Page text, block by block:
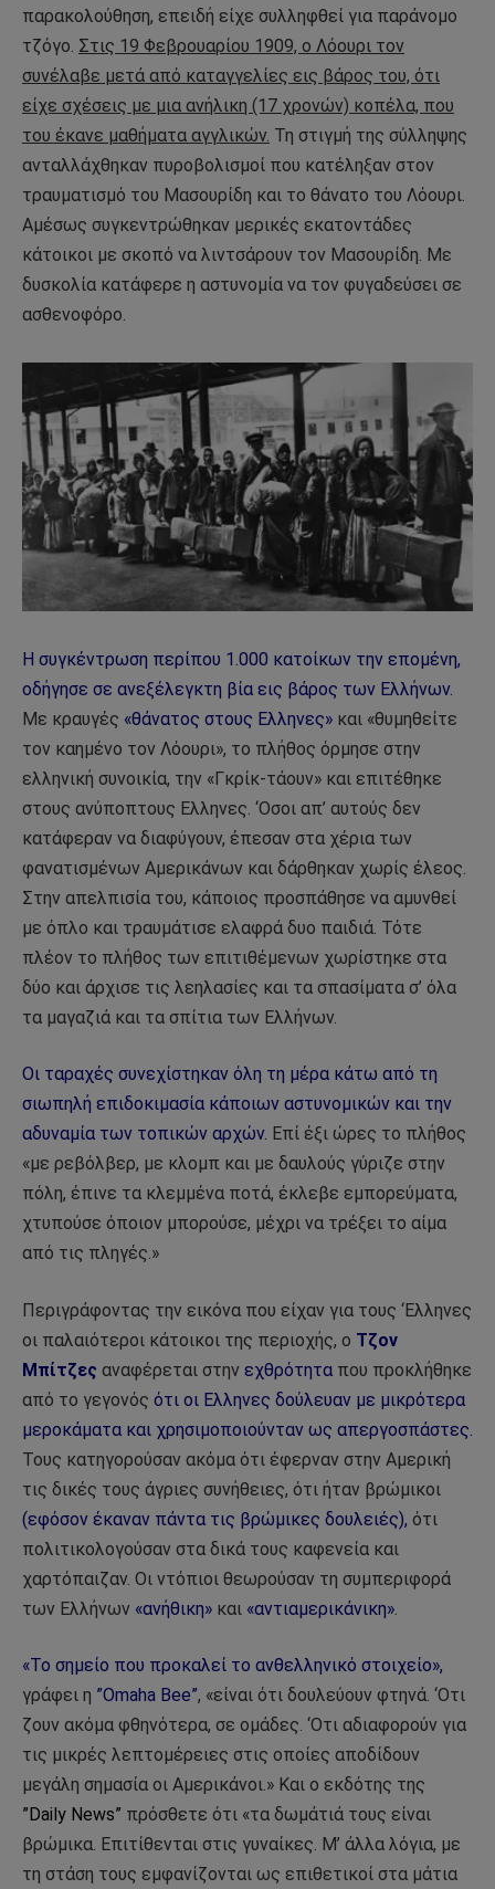
παρακολούθηση, επειδή είχε συλληφθεί για παράνομο
τζόγο. Στις 19 Φεβρουαρίου 1909, ο Λόουρι τον
συνέλαβε μετά από καταγγελίες εις βάρος του, ότι
είχε σχέσεις με μια ανήλικη (17 χρονών) κοπέλα, που
του έκανε μαθήματα αγγλικών. Τη στιγμή της σύλληψης
ανταλλάχθηκαν πυροβολισμοί που κατέληξαν στον
τραυματισμό του Μασουρίδη και το θάνατο του Λόουρι.
Αμέσως συγκεντρώθηκαν μερικές εκατοντάδες
κάτοικοι με σκοπό να λιντσάρουν τον Μασουρίδη. Με
δυσκολία κατάφερε η αστυνομία να τον φυγαδεύσει σε
ασθενοφόρο.
Η συγκέντρωση περίπου 1.000 κατοίκων την επομένη,
οδήγησε σε ανεξέλεγκτη βία εις βάρος των Ελλήνων.
Με κραυγές «θάνατος στους Ελληνες» και «θυμηθείτε
τον καημένο τον Λόουρι», το πλήθος όρμησε στην
ελληνική συνοικία, την «Γκρίκ-τάουν» και επιτέθηκε
στους ανύποπτους Ελληνες. ‘Οσοι απ’ αυτούς δεν
κατάφεραν να διαφύγουν, έπεσαν στα χέρια των
φανατισμένων Αμερικάνων και δάρθηκαν χωρίς έλεος.
Στην απελπισία του, κάποιος προσπάθησε να αμυνθεί
με όπλο και τραυμάτισε ελαφρά δυο παιδιά. Τότε
πλέον το πλήθος των επιτιθέμενων χωρίστηκε στα
δύο και άρχισε τις λεηλασίες και τα σπασίματα σ’ όλα
τα μαγαζιά και τα σπίτια των Ελλήνων.
Οι ταραχές συνεχίστηκαν όλη τη μέρα κάτω από τη
σιωπηλή επιδοκιμασία κάποιων αστυνομικών και την
αδυναμία των τοπικών αρχών. Επί έξι ώρες το πλήθος
«με ρεβόλβερ, με κλομπ και με δαυλούς γύριζε στην
πόλη, έπινε τα κλεμμένα ποτά, έκλεβε εμπορεύματα,
χτυπούσε όποιον μπορούσε, μέχρι να τρέξει το αίμα
από τις πληγές.»
Περιγράφοντας την εικόνα που είχαν για τους ‘Ελληνες
οι παλαιότεροι κάτοικοι της περιοχής, o Τζον
Μπίτζες αναφέρεται στην εχθρότητα που προκλήθηκε
από το γεγονός ότι οι Ελληνες δούλευαν με μικρότερα
μεροκάματα και χρησιμοποιούνταν ως απεργοσπάστες.
Τους κατηγορούσαν ακόμα ότι έφερναν στην Αμερική
τις δικές τους άγριες συνήθειες, ότι ήταν βρώμικοι
(εφόσον έκαναν πάντα τις βρώμικες δουλειές), ότι
πολιτικολογούσαν στα δικά τους καφενεία και
χαρτόπαιζαν. Οι ντόπιοι θεωρούσαν τη συμπεριφορά
των Ελλήνων «ανήθικη» και «αντιαμερικάνικη»
«Το σημείο που προκαλεί το ανθελληνικό στοιχείο»,
γράφει η ”Omaha Bee”, «είναι ότι δουλεύουν φτηνά. ‘Οτι
ζουν ακόμα φθηνότερα, σε ομάδες. ‘Οτι αδιαφορούν για
τις μικρές λεπτομέρειες στις οποίες αποδίδουν
μεγάλη σημασία οι Αμερικάνοι.» Και ο εκδότης της
”Daily News” πρόσθετε ότι «τα δωμάτιά τους είναι
βρώμικα. Επιτίθενται στις γυναίκες. Μ’ άλλα λόγια, με
τη στάση τους εμφανίζονται ως επιθετικοί στα μάτια